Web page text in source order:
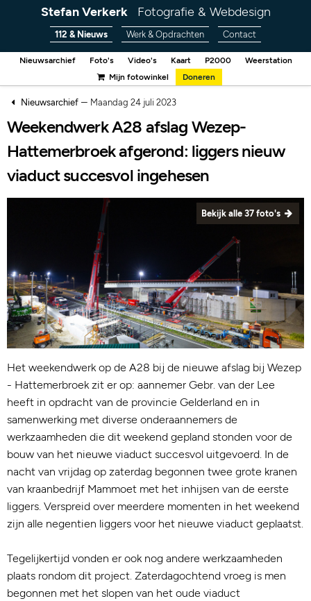
Stefan Verkerk Fotografie & Webdesign
112 & Nieuws Werk & Opdrachten Contact
Nieuwsarchief Foto's Video's Kaart P2000
Weerstation
Mijn fotowinkel
Doneren
Nieuwsarchief– Maandag 24 juli 2023
Weekendwerk A28 afslag Wezep-
Hattemerbroek afgerond: liggers nieuw
viaduct succesvol ingehesen
Bekijk alle 37 foto's
Het weekendwerk op de A28 bij de nieuwe afslag bij Wezep
- Hattemerbroek zit er op: aannemer Gebr. van der Lee
heeft in opdracht van de provincie Gelderland en in
samenwerking met diverse onderaannemers de
werkzaamheden die dit weekend gepland stonden voor de
bouw van het nieuwe viaduct succesvol uitgevoerd. In de
nacht van vrijdag op zaterdag begonnen twee grote kranen
van kraanbedrijf Mammoet met het inhijsen van de eerste
liggers. Verspreid over meerdere momenten in het weekend
zijn alle negentien liggers voor het nieuwe viaduct geplaatst.
Tegelijkertijd vonden er ook nog andere werkzaamheden
plaats rondom dit project. Zaterdagochtend vroeg is men
begonnen met het slopen van het oude viaduct